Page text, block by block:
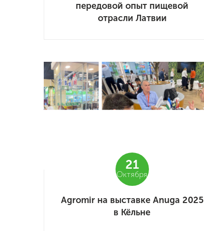
передовой опыт пищевой
отрасли Латвии
21
Октября
Agromir на выставке Anuga 2025
в Кёльне